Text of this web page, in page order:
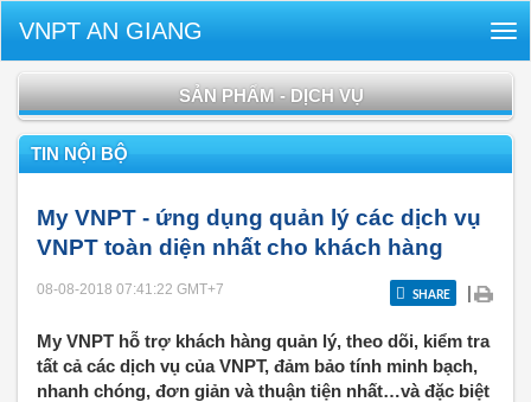
VNPT AN GIANG
SẢN PHẨM - DỊCH VỤ
TIN NỘI BỘ
My VNPT - ứng dụng quản lý các dịch vụ
VNPT toàn diện nhất cho khách hàng
08-08-2018 07:41:22 GMT+7 SHARE |
My VNPT hỗ trợ khách hàng quản lý, theo dõi, kiểm tra
tất cả các dịch vụ của VNPT, đảm bảo tính minh bạch,
nhanh chóng, đơn giản và thuận tiện nhất…và đặc biệt